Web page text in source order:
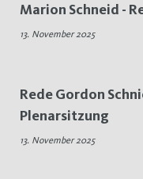
Marion Schneid -
13. November 2025
Rede Gordon
Plenarsitzung
13. November 2025